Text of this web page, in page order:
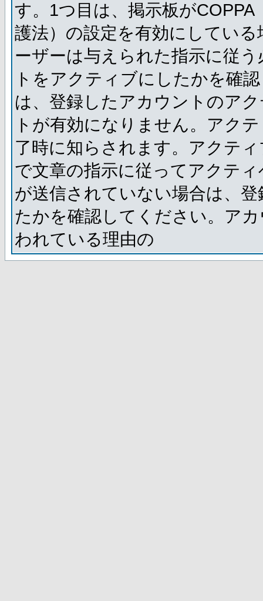
す。1つ目は、掲示板が
護法）の設定を有効にしてい
ーザーは与えられた指示に従
トをアクティブにしたかを確
は、登録したアカウントのア
トが有効になりません。アク
了時に知らされます。アクテ
で文章の指示に従ってアクテ
が送信されていない場合は、
たかを確認してください。ア
われている理由の